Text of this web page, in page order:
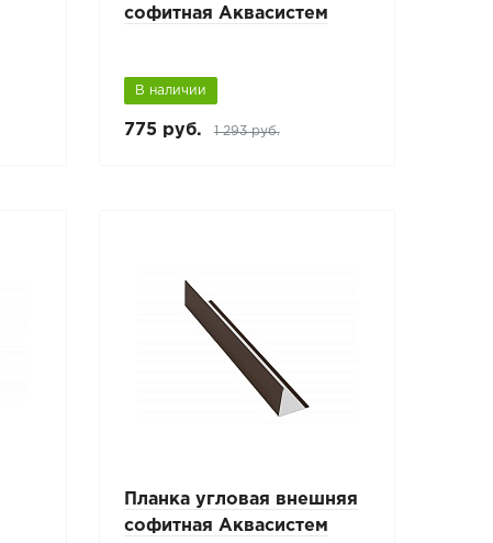
софитная Аквасистем
В наличии
775 руб. 1 293 руб.
Планка угловая внешняя
софитная Аквасистем